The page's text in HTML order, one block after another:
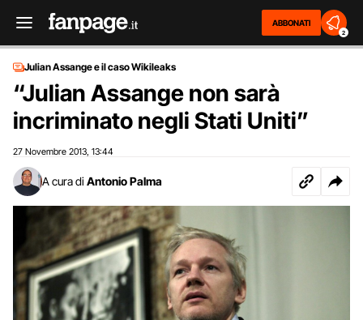
ABBONATI
2
Julian Assange e il caso Wikileaks
“Julian Assange non sarà
incriminato negli Stati Uniti”
27 Novembre 2013 13:44
A cura di Antonio Palma